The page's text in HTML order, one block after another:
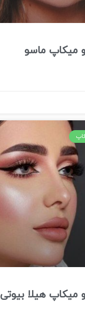
میکاپ ماسو
میکاپ هیلا بیوتی